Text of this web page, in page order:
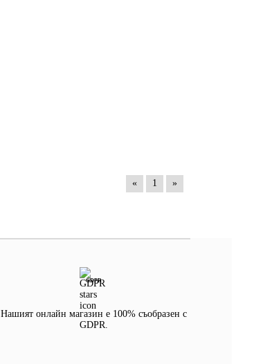
« 1 »
GDPR
Нашият онлайн магазин е 100% съобразен с
GDPR.